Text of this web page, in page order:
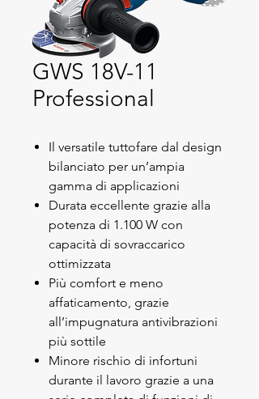
GWS 18V-11
Professional
Il versatile tuttofare dal design
bilanciato per un’ampia
gamma di applicazioni
Durata eccellente grazie alla
potenza di 1.100 W con
capacità di sovraccarico
ottimizzata
Più comfort e meno
affaticamento, grazie
all’impugnatura antivibrazioni
più sottile
Minore rischio di infortuni
durante il lavoro grazie a una